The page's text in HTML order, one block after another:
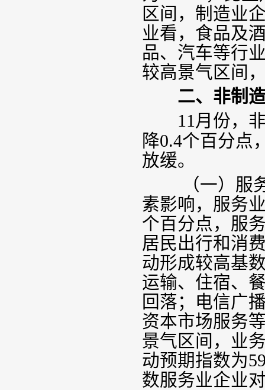
区间，制造业
业看，食品及
品、汽车等行
较高景气区间
二、非制造
11 月份，
降0.4个百分点
放缓。
（一）服务
素影响，服务
个百分点，服
居民出行和消
动形成较高基
运输、住宿、
回落；电信广
资本市场服务
景气区间，业
动预期指数为
数服务业企业